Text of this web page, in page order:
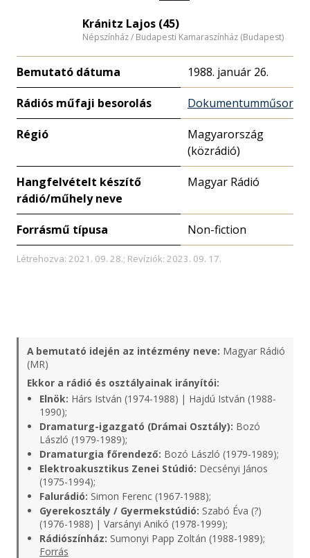
eloszlás
nagyítása
Kránitz Lajos (45)
Népszínház / Budapesti Kamaraszínház (Budapest)
Bemutató dátuma 1988. január 26.
Rádiós műfaji besorolás Dokumentumműsor
Régió
Magyarország
(közrádió)
Hangfelvételt készítő
rádió/műhely neve
Magyar Rádió
Forrásmű típusa Non-fiction
Létrehozva: 2021. 09. 28.; Revíziók: 2023. 09. 17.
A bemutató idején az intézmény neve: Magyar Rádió
(MR)
Ekkor a rádió és osztályainak irányítói:
Elnök: Hárs István (1974-1988) | Hajdú István (1988-
1990);
Dramaturg-igazgató (Drámai Osztály): Bozó
László (1979-1989);
Dramaturgia főrendező: Bozó László (1979-1989);
Elektroakusztikus Zenei Stúdió: Decsényi János
(1975-1994);
Falurádió: Simon Ferenc (1967-1988);
Gyerekosztály / Gyermekstúdió: Szabó Éva (?)
(1976-1988) | Varsányi Anikó (1978-1999);
Rádiószínház: Sumonyi Papp Zoltán (1988-1989);
Forrás